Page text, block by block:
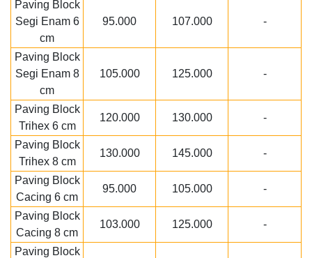
Paving Block
Segi Enam 6
cm
95.000 107.000 -
Paving Block
Segi Enam 8
cm
105.000 125.000 -
Paving Block
Trihex 6 cm
120.000 130.000 -
Paving Block
Trihex 8 cm
130.000 145.000 -
Paving Block
Cacing 6 cm
95.000 105.000 -
Paving Block
Cacing 8 cm
103.000 125.000 -
Paving Block